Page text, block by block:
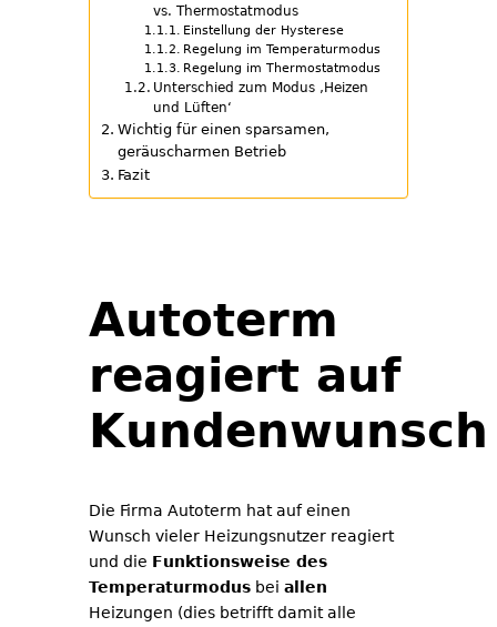
vs. Thermostatmodus
Einstellung der Hysterese
Regelung im Temperaturmodus
Regelung im Thermostatmodus
Unterschied zum Modus ‚Heizen
und Lüften‘
Wichtig für einen sparsamen,
geräuscharmen Betrieb
Fazit
Autoterm
reagiert auf
Kundenwunsch
Die Firma Autoterm hat auf einen
Wunsch vieler Heizungsnutzer reagiert
und die Funktionsweise des
Temperaturmodus bei allen
Heizungen (dies betrifft damit alle